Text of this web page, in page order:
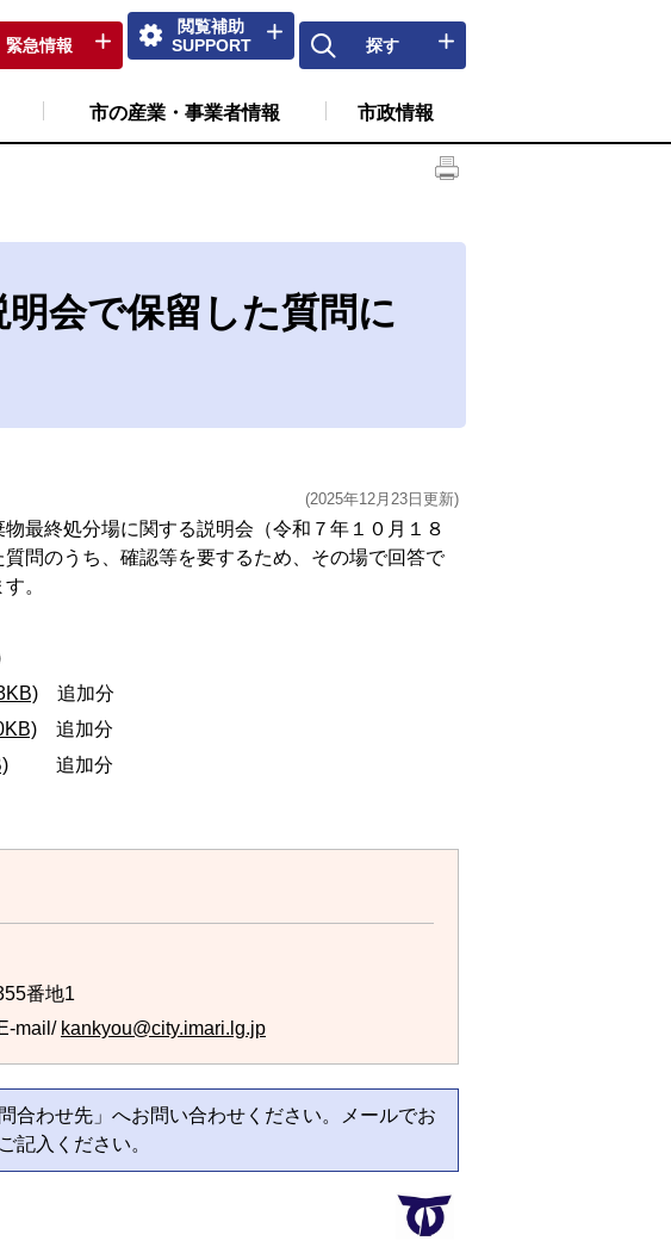
緊急情報
閲覧補助
SUPPORT
探す
市の産業・事業者情報 市政情報
会で保留した質問に
(2025年12月23日更新)
最終処分場に関する説明会（令和７年１０月１８
問のうち、確認等を要するため、その場で回答で
。
追加分
追加分
追加分
番地1
mail/ kankyou@city.imari.lg.jp
合わせ先」へお問い合わせください。メールでお
記入ください。